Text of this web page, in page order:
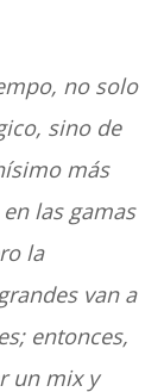
no solo
sino de
más
las gamas
la
van a
entonces,
un mix y